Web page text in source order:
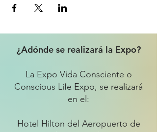
¿Adónde se realizará la Expo?
La Expo Vida Consciente o
Conscious Life Expo, se realizará
en el:
Hotel Hilton del Aeropuerto de